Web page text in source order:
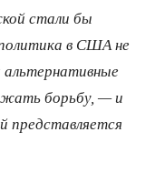
стали бы
в США не
борьбу, — и
представляется